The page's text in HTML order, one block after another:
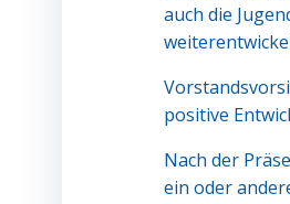
auch die
positive
Nach der
ein oder